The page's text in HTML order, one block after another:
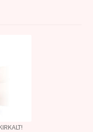
NING ELA KIRKALT!